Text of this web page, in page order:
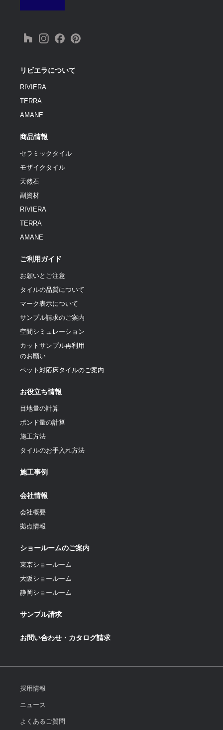
リビエラについて
RIVIERA
TERRA
AMANE
商品情報
セラミックタイル
モザイクタイル
天然石
副資材
RIVIERA
TERRA
AMANE
ご利用ガイド
お願いとご注意
タイルの品質について
マーク表示について
サンプル請求のご案内
空間シミュレーション
カットサンプル再利用
のお願い
ペット対応床タイルのご案内
お役立ち情報
目地量の計算
ポンド量の計算
施工方法
タイルのお手入れ方法
施工事例
会社情報
会社概要
拠点情報
ショールームのご案内
東京ショールーム
大阪ショールーム
静岡ショールーム
サンプル請求
お問い合わせ・カタログ請求
採用情報
ニュース
よくあるご質問